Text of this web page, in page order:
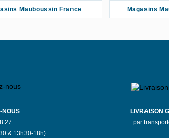
Mauboussin France Magasins
NOUS
27
& 13h30-18h)
LIVRAISON
par